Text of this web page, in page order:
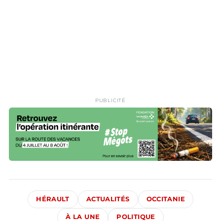
PUBLICITÉ
HÉRAULT ACTUALITÉS OCCITANIE
À LA UNE POLITIQUE